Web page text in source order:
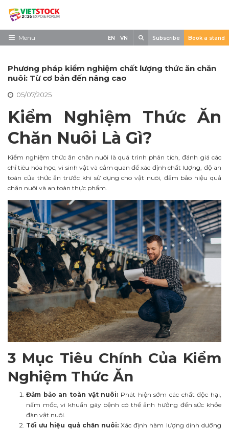
Skip
contentMenu
Về triển lãm
Trưng Bày
Tham Quan
Tin tức
Liên Hệ
EN VN Subscribe Book a stand
Phương pháp kiểm nghiệm chất lượng thức ăn chăn
nuôi: Từ cơ bản đến nâng cao
05/07/2025
Kiểm Nghiệm Thức Ăn
Chăn Nuôi Là Gì?
Kiểm nghiệm thức ăn chăn nuôi là quá trình phân tích, đánh giá các
chỉ tiêu hóa học, vi sinh vật và cảm quan để xác định chất lượng, độ an
toàn của thức ăn trước khi sử dụng cho vật nuôi, đảm bảo hiệu quả
chăn nuôi và an toàn thực phẩm.
3 Mục Tiêu Chính Của Kiểm
Nghiệm Thức Ăn
Đảm bảo an toàn vật nuôi: Phát hiện sớm các chất độc hại,
nấm mốc, vi khuẩn gây bệnh có thể ảnh hưởng đến sức khỏe
đàn vật nuôi.
Tối ưu hiệu quả chăn nuôi:Xác định hàm lượng dinh dưỡng